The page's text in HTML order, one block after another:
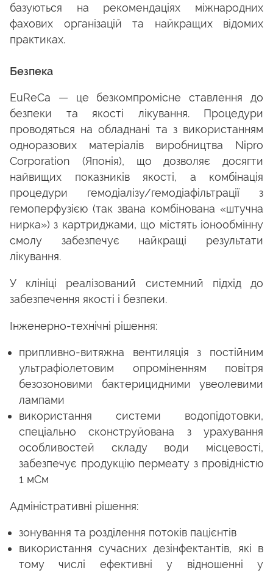
базуються на рекомендаціях міжнародних
фахових організацій та найкращих відомих
практиках.
Безпека
EuReCa — це безкомпромісне ставлення до
безпеки та якості лікування. Процедури
проводяться на обладнані та з використанням
одноразових матеріалів виробництва Nipro
Corporation (Японія), що дозволяє досягти
найвищих показників якості, а комбінація
процедури гемодіалізу/гемодіафільтрації з
гемоперфузією (так звана комбінована «штучна
нирка») з картриджами, що містять іонообмінну
смолу забезпечує найкращі результати
лікування.
У клініці реалізований системний підхід до
забезпечення якості і безпеки.
Інженерно-технічні рішення:
припливно-витяжна вентиляція з постійним
ультрафіолетовим опроміненням повітря
безозоновими бактерицидними увеолевими
лампами
використання системи водопідотовки,
спеціально сконструйована з урахування
особливостей складу води місцевості,
забезпечує продукцію пермеату з провідністю
1 мСм
Адміністративні рішення:
зонування та розділення потоків пацієнтів
використання сучасних дезінфектантів, які в
тому числі ефективні у відношенні у